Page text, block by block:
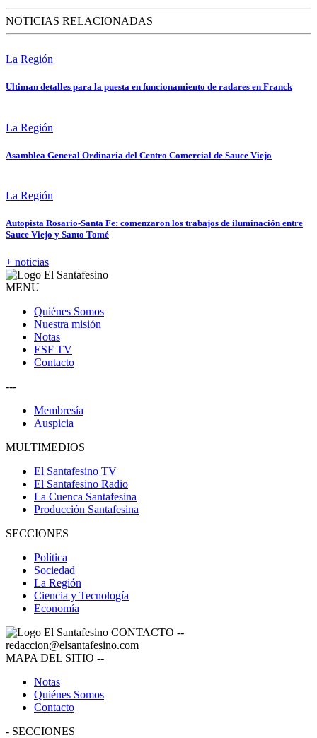
NOTICIAS RELACIONADAS
La Región
Ultiman detalles para la puesta en funcionamiento de radares en Franck
La Región
Asamblea General Ordinaria del Centro Comercial de Sauce Viejo
La Región
Autopista Rosario-Santa Fe: comenzaron los trabajos de iluminación entre
Sauce Viejo y Santo Tomé
+ noticias
MENU
Quiénes Somos
Nuestra misión
Notas
ESF TV
Contacto
---
Membresía
Auspicia
MULTIMEDIOS
El Santafesino TV
El Santafesino Radio
La Cuenca Santafesina
Producción Santafesina
SECCIONES
Política
Sociedad
La Región
Ciencia y Tecnología
Economía
CONTACTO --
redaccion@elsantafesino.com
MAPA DEL SITIO --
Notas
Quiénes Somos
Contacto
- SECCIONES